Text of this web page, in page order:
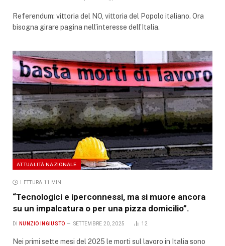
Referendum: vittoria del NO, vittoria del Popolo italiano. Ora
bisogna girare pagina nell’interesse dell’Italia.
ATTUALITÀ NAZIONALE
LETTURA 11 MIN.
“Tecnologici e iperconnessi, ma si muore ancora
su un impalcatura o per una pizza domicilio”.
DI NUNZIO INGIUSTO SETTEMBRE 20, 2025 12
Nei primi sette mesi del 2025 le morti sul lavoro in Italia sono